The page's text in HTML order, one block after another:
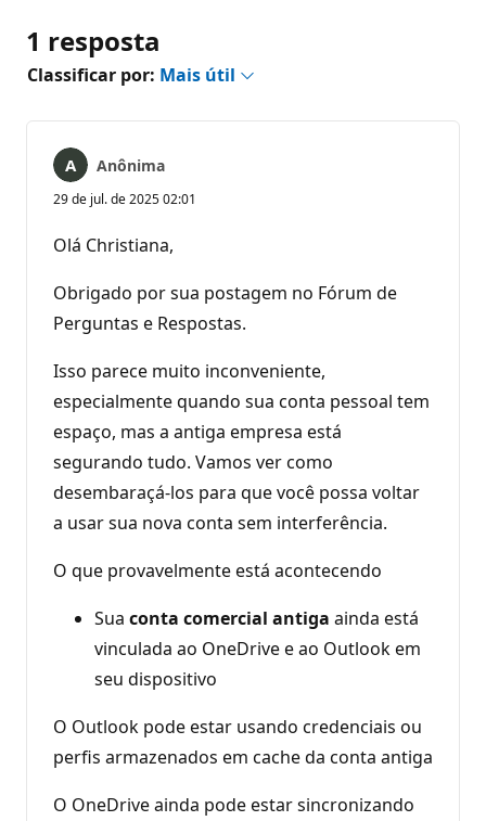
1 resposta
Classificar por: Mais útil
Anônima
29 de jul. de 2025 02:01
Olá Christiana,
Obrigado por sua postagem no Fórum de
Perguntas e Respostas.
Isso parece muito inconveniente,
especialmente quando sua conta pessoal tem
espaço, mas a antiga empresa está
segurando tudo. Vamos ver como
desembaraçá-los para que você possa voltar
a usar sua nova conta sem interferência.
O que provavelmente está acontecendo
Sua conta comercial antiga ainda está
vinculada ao OneDrive e ao Outlook em
seu dispositivo
O Outlook pode estar usando credenciais ou
perfis armazenados em cache da conta antiga
O OneDrive ainda pode estar sincronizando